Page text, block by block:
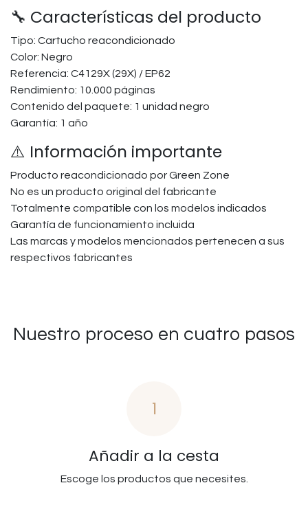
🔧 Características del producto
Tipo: Cartucho reacondicionado
Color: Negro
Referencia: C4129X (29X) / EP62
Rendimiento: 10.000 páginas
Contenido del paquete: 1 unidad negro
Garantía: 1 año
⚠️ Información importante
Producto reacondicionado por Green Zone
No es un producto original del fabricante
Totalmente compatible con los modelos indicados
Garantía de funcionamiento incluida
Las marcas y modelos mencionados pertenecen a sus
respectivos fabricantes
Nuestro proceso en cuatro pasos
1
Añadir a la cesta
Escoge los productos que necesites.